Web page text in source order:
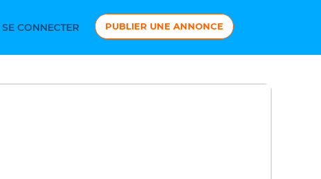
SE CONNECTER PUBLIER UNE ANNONCE